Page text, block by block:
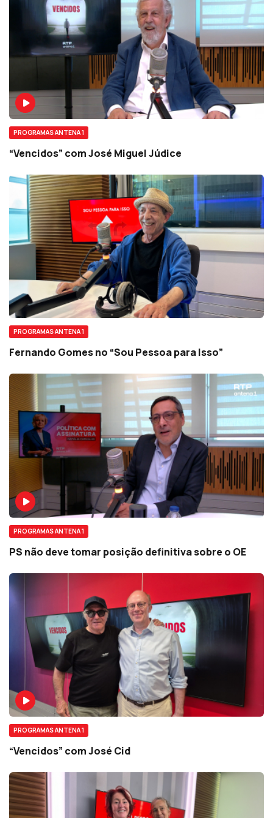
PROGRAMAS ANTENA 1
“Vencidos” com José Miguel Júdice
PROGRAMAS ANTENA 1
Fernando Gomes no “Sou Pessoa para Isso”
PROGRAMAS ANTENA 1
PS não deve tomar posição definitiva sobre o OE
PROGRAMAS ANTENA 1
“Vencidos” com José Cid